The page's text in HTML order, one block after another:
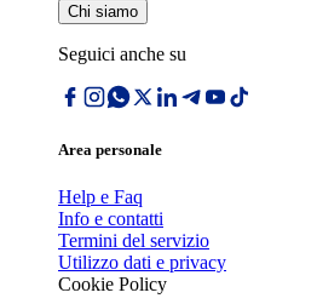
Chi siamo
Seguici anche su
Area personale
Help e Faq
Info e contatti
Termini del servizio
Utilizzo dati e privacy
Cookie Policy